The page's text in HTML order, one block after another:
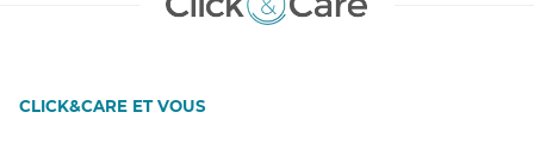
CLICK&CARE ET VOUS